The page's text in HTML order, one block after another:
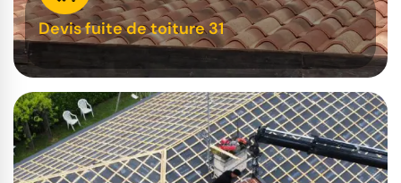
Devis fuite de toiture 31